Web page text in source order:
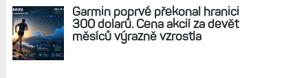
Garmin poprvé překonal hranici
300 dolarů. Cena akcií za devět
měsíců výrazně vzrostla